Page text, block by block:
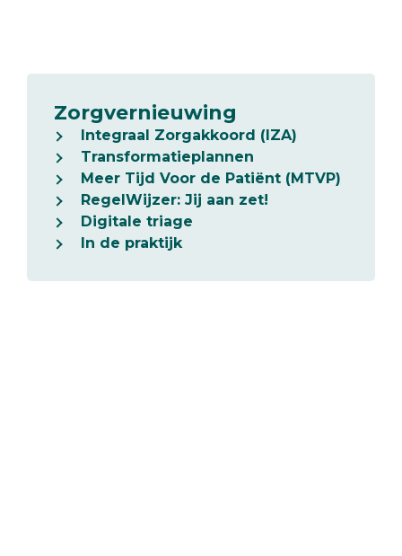
Zorgvernieuwing
Integraal Zorgakkoord (IZA)
Transformatieplannen
Meer Tijd Voor de Patiënt (MTVP)
RegelWijzer: Jij aan zet!
Digitale triage
In de praktijk